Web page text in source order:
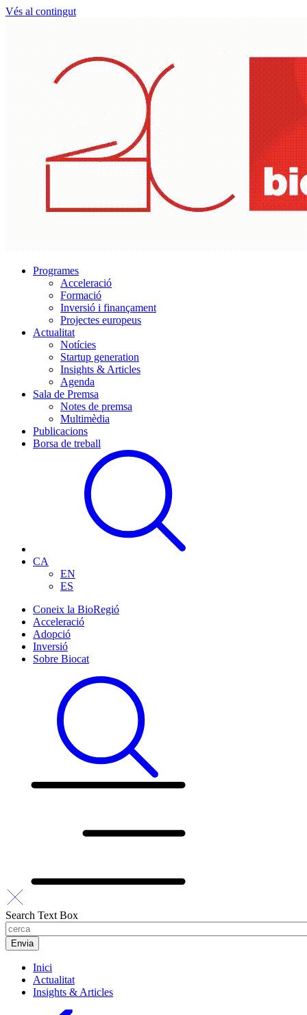
Vés al contingut
Programes
Acceleració
Formació
Inversió i finançament
Projectes europeus
Actualitat
Notícies
Startup generation
Insights & Articles
Agenda
Sala de Premsa
Notes de premsa
Multimèdia
Publicacions
Borsa de treball
CA
EN
ES
Coneix la BioRegió
Acceleració
Adopció
Inversió
Sobre Biocat
Search Text Box
Inici
Actualitat
Insights & Articles